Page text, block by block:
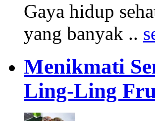
Gaya hidup
yang banyak ..
Menikmati
Ling-Ling